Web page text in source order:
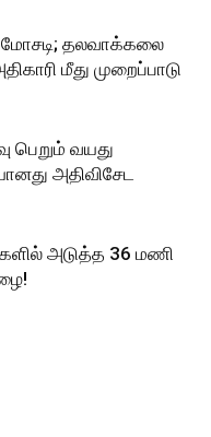
தலவாக்கலை
மீது முறைப்பாடு
பெறும் வயது
அதிவிசேட
அடுத்த 36 மணி